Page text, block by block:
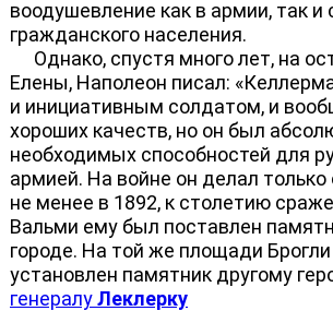
воодушевление как в армии, так и
гражданского населения.
Однако, спустя много лет, на
Елены, Наполеон писал:
и инициативным солдатом, и
хороших качеств, но он был
необходимых способностей для
армией. На войне он делал
не менее в 1892, к столетию
Вальми ему был поставлен
городе. На той же площади
установлен памятник другому
генералуЛеклерку